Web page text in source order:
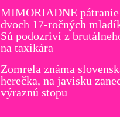
MIMORIADNE
dvoch 17-ročných
Sú podozriví z
na taxikára
Zomrela známa
herečka, na javisku
výraznú stopu